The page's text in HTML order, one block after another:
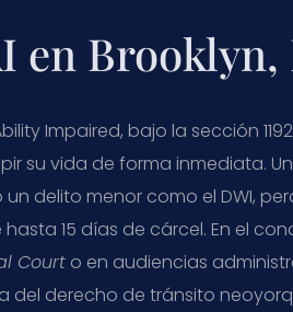
en Brooklyn,
Impaired, bajo la sección
su vida de forma inmediata.
delito menor como el DWI,
15 días de cárcel. En el
Court o en audiencias
derecho de tránsito